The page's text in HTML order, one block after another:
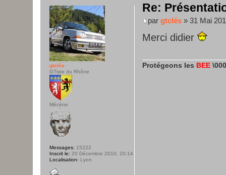
Re:
par gtclés » 31 Mai
Merci didier
Protégeons les BEE
gtclés
GTiste du Rhône
Mécène
Messages: 15222
Inscrit le: 20 Décembre 2010, 20:14
Localisation: Lyon